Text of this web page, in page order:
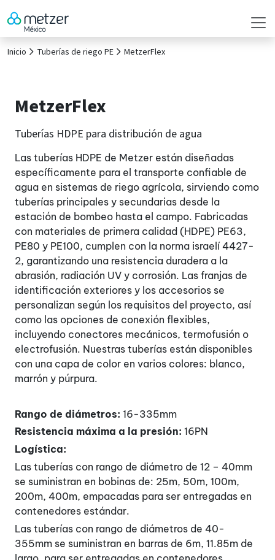
Inicio Tuberías de riego PE MetzerFlex
MetzerFlex
Tuberías HDPE para distribución de agua
Las tuberías HDPE de Metzer están diseñadas
específicamente para el transporte confiable de
agua en sistemas de riego agrícola, sirviendo como
tuberías principales y secundarias desde la
estación de bombeo hasta el campo. Fabricadas
con materiales de primera calidad (HDPE) PE63,
PE80 y PE100, cumplen con la norma israelí 4427-
2, garantizando una resistencia duradera a la
abrasión, radiación UV y corrosión. Las franjas de
identificación exteriores y los accesorios se
personalizan según los requisitos del proyecto, así
como las opciones de conexión flexibles,
incluyendo conectores mecánicos, termofusión o
electrofusión. Nuestras tuberías están disponibles
con una capa de color en varios colores: blanco,
marrón y púrpura.
Rango de diámetros: 16-335mm
Resistencia máxima a la presión: 16PN
Logística:
Las tuberías con rango de diámetro de 12 – 40mm
se suministran en bobinas de: 25m, 50m, 100m,
200m, 400m, empacadas para ser entregadas en
contenedores estándar.
Las tuberías con rango de diámetros de 40-
355mm se suministran en barras de 6m, 11.85m de